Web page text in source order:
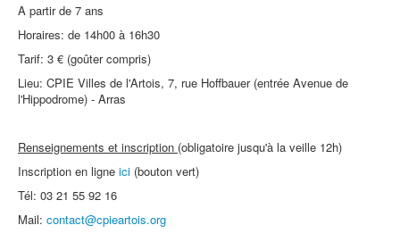
A partir de 7 ans
Horaires: de 14h00 à 16h30
Tarif: 3 € (goûter compris)
Lieu: CPIE Villes de l'Artois, 7, rue Hoffbauer (entrée Avenue de
l'Hippodrome) - Arras
Renseignements et inscription (obligatoire jusqu'à la veille 12h)
Inscription en ligne ici (bouton vert)
Tél: 03 21 55 92 16
Mail: contact@cpieartois.org